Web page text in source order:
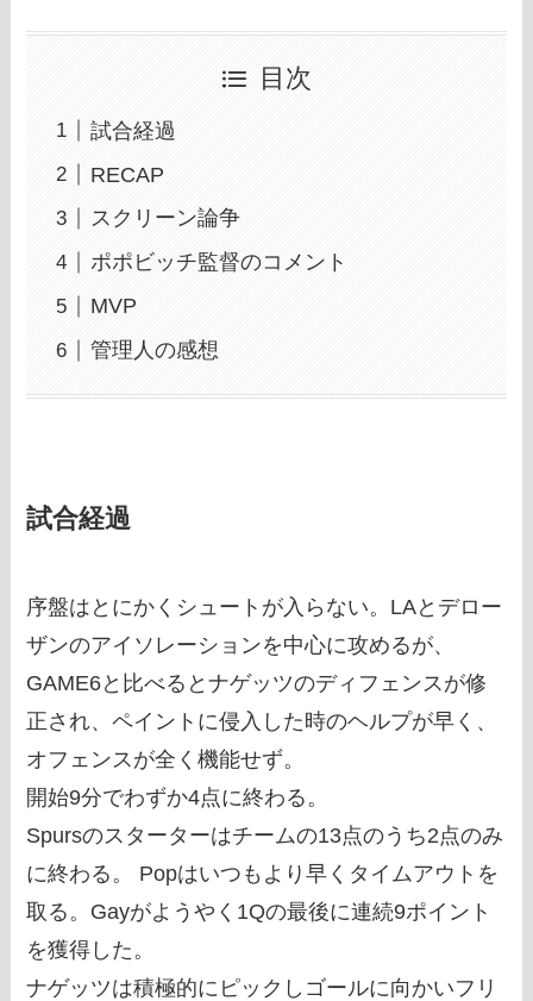
目次
試合経過
RECAP
スクリーン論争
ポポビッチ監督のコメント
MVP
管理人の感想
試合経過
序盤はとにかくシュートが入らない。LAとデロー
ザンのアイソレーションを中心に攻めるが、
GAME6と比べるとナゲッツのディフェンスが修
正され、ペイントに侵入した時のヘルプが早く、
オフェンスが全く機能せず。
開始9分でわずか4点に終わる。
Spursのスターターはチームの13点のうち2点のみ
に終わる。 Popはいつもより早くタイムアウトを
取る。Gayがようやく1Qの最後に連続9ポイント
を獲得した。
ナゲッツは積極的にピックしゴールに向かいフリ